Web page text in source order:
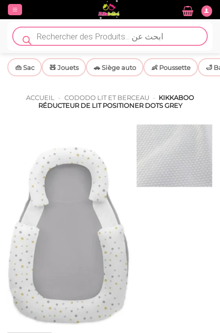
Passer
contenu
Recherche
de
produits
👜 Sac 🧸 Jouets 🚗 Siège auto 👶 Poussette 🛁
ACCUEIL - CODODO LIT ET BERCEAU - KIKKABOO
RÉDUCTEUR DE LIT POSITIONER DOTS GREY